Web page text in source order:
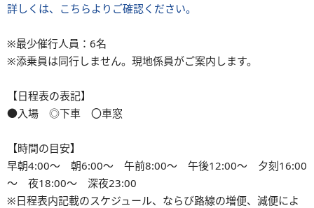
詳しくは、こちらよりご確認ください。
※最少催行人員：6名
※添乗員は同行しません。現地係員がご案内します。
【日程表の表記】
●入場 ◎下車 〇車窓
【時間の目安】
早朝4:00～ 朝6:00～ 午前8:00～ 午後12:00～ 夕刻16:00
～ 夜18:00～ 深夜23:00
※⽇程表内記載のスケジュール、ならび路線の増便、減便によ